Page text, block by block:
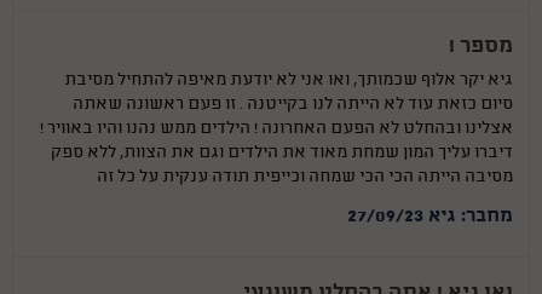
מספר !
גיא יקר אלוף שכמותך, ואו אני לא יודעת מאיפה להתחיל מסיבת
סיום כזאת עוד לא הייתה לנו בקייטנה . זו פעם ראשונה שאתה
אצלינו ובהחלט לא הפעם האחרונה ! הילדים ממש נהנו והיו באוויר !
דיברו עליך המון שמחת מאוד את הילדים וגם את הצוות, ללא ספק
מסיבה הייתה הכי הכי שמחה וכייפית תודה ענקית על כל זה
מחבר: גיא 27/09/23